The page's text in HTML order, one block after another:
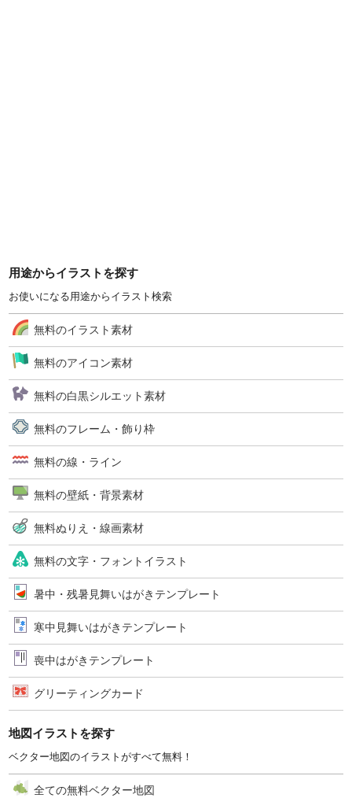
用途からイラストを探す
お使いになる用途からイラスト検索
無料のイラスト素材
無料のアイコン素材
無料の白黒シルエット素材
無料のフレーム・飾り枠
無料の線・ライン
無料の壁紙・背景素材
無料ぬりえ・線画素材
無料の文字・フォントイラスト
暑中・残暑見舞いはがきテンプレート
寒中見舞いはがきテンプレート
喪中はがきテンプレート
グリーティングカード
地図イラストを探す
ベクター地図のイラストがすべて無料！
全ての無料ベクター地図